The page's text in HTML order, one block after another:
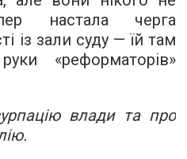
настала черга
із зали суду — їй там
«реформаторів»
влади та про